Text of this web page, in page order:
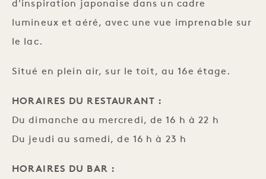
d'inspiration japonaise dans un cadre
lumineux et aéré, avec une vue imprenable sur
le lac.
Situé en plein air, sur le toit, au 16e étage.
HORAIRES DU RESTAURANT :
Du dimanche au mercredi, de 16 h à 22 h
Du jeudi au samedi, de 16 h à 23 h
HORAIRES DU BAR :